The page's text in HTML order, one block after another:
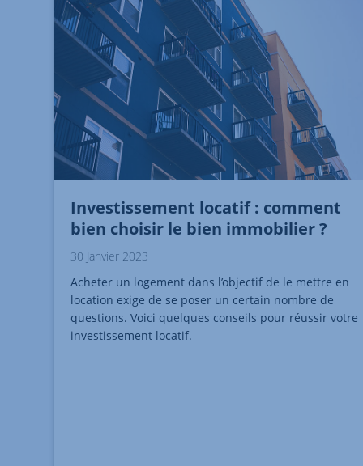
Investissement locatif : comment
bien choisir le bien immobilier ?
30 Janvier 2023
Acheter un logement dans l’objectif de le mettre en
location exige de se poser un certain nombre de
questions. Voici quelques conseils pour réussir votre
investissement locatif.